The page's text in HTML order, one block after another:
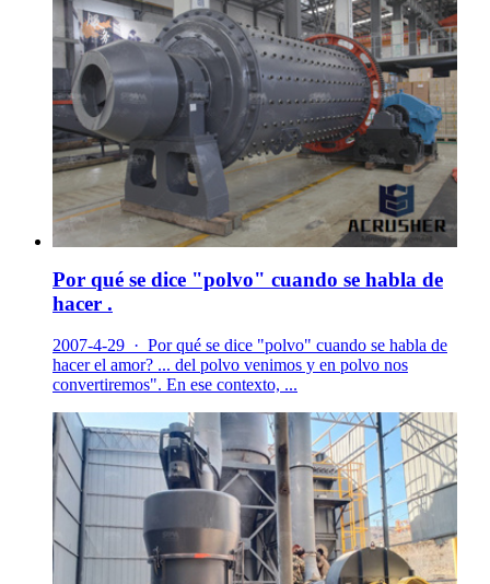
Por qué se dice "polvo" cuando se habla de
hacer .
2007-4-29 · Por qué se dice "polvo" cuando se habla de
hacer el amor? ... del polvo venimos y en polvo nos
convertiremos". En ese contexto, ...